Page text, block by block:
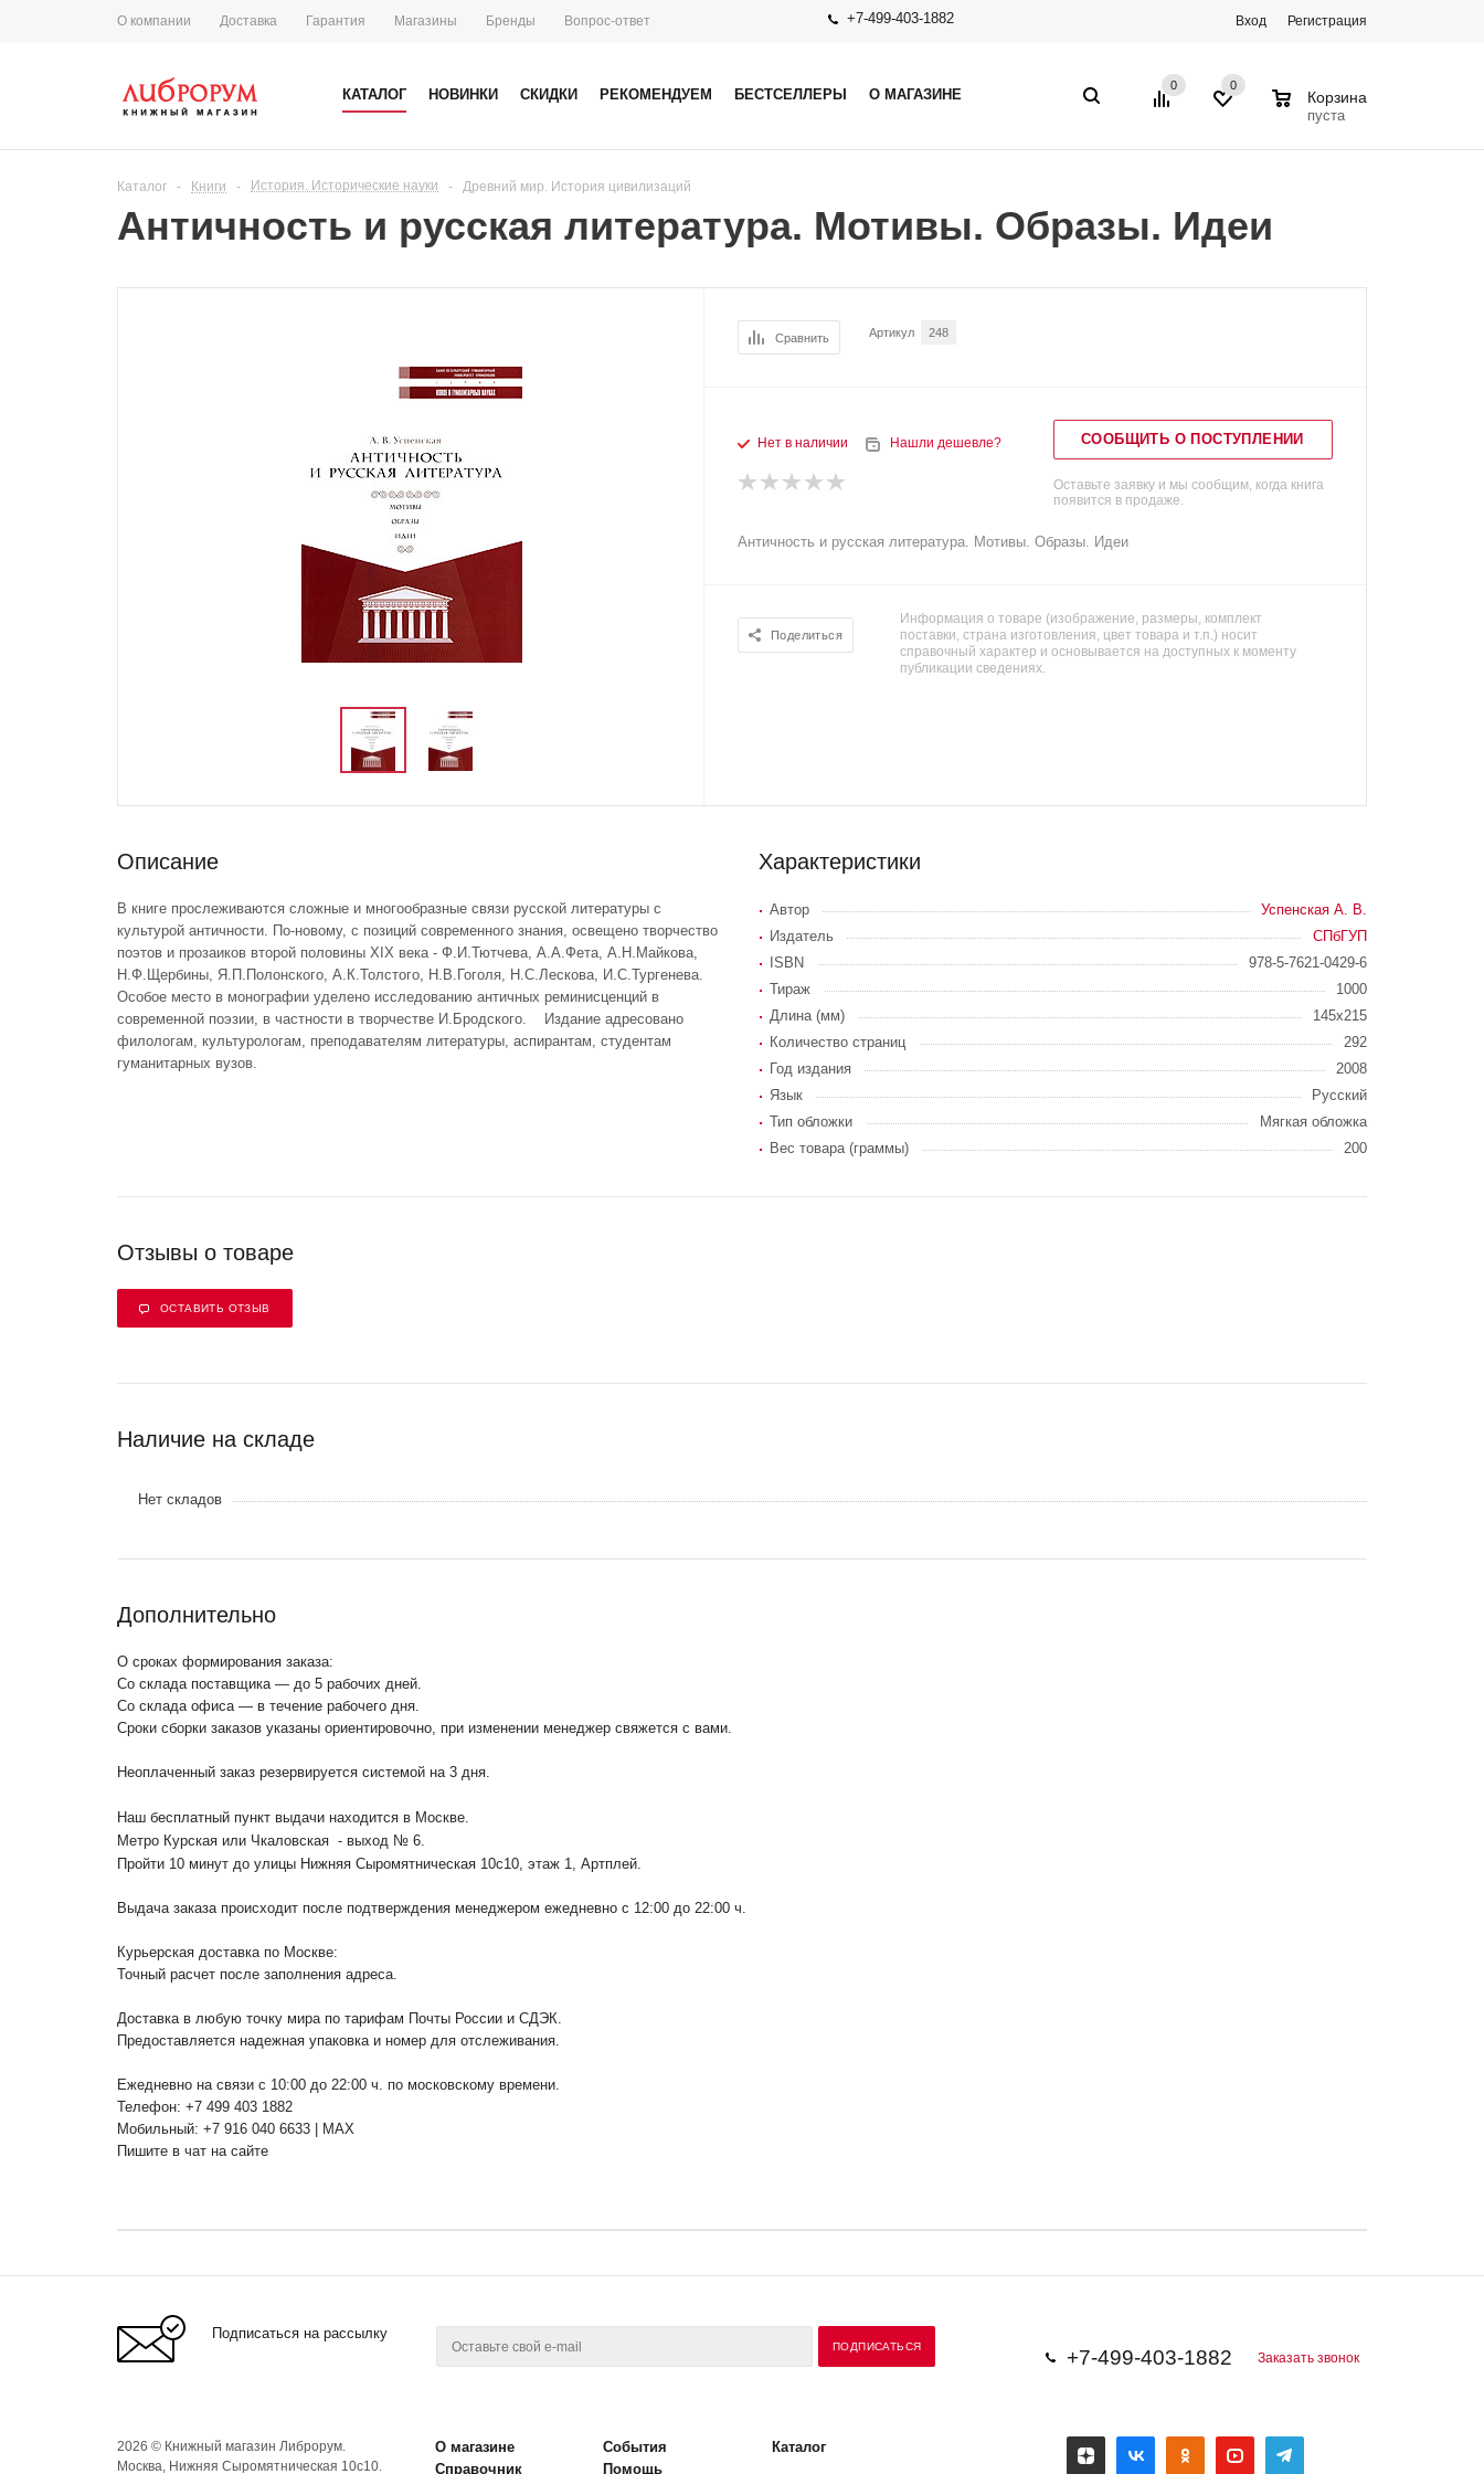
О компании Доставка Гарантия Магазины Бренды Вопрос-ответ +7-499-403-1882 Вход Регистрация
КАТАЛОГ НОВИНКИ СКИДКИ РЕКОМЕНДУЕМ БЕСТСЕЛЛЕРЫ О МАГАЗИНЕ
0 0
Корзина
пуста
Каталог - Книги - История. Исторические науки - Древний мир. История цивилизаций
Античность и русская литература. Мотивы. Образы. Идеи
Сравнить Артикул 248
Нет в наличии Нашли дешевле? СООБЩИТЬ О ПОСТУПЛЕНИИ
Оставьте заявку и мы сообщим, когда книга
появится в продаже.
Античность и русская литература. Мотивы. Образы. Идеи
Поделиться
Информация о товаре (изображение, размеры, комплект
поставки, страна изготовления, цвет товара и т.п.) носит
справочный характер и основывается на доступных к моменту
публикации сведениях.
Описание
В книге прослеживаются сложные и многообразные связи русской литературы с
культурой античности. По-новому, с позиций современного знания, освещено творчество
поэтов и прозаиков второй половины XIX века - Ф.И.Тютчева, А.А.Фета, А.Н.Майкова,
Н.Ф.Щербины, Я.П.Полонского, А.К.Толстого, Н.В.Гоголя, Н.С.Лескова, И.С.Тургенева.
Особое место в монографии уделено исследованию античных реминисценций в
современной поэзии, в частности в творчестве И.Бродского. Издание адресовано
филологам, культурологам, преподавателям литературы, аспирантам, студентам
гуманитарных вузов.
Характеристики
Автор
Успенская А. В.
Издатель
СПбГУП
ISBN
978-5-7621-0429-6
Тираж
1000
Длина (мм)
145x215
Количество страниц
292
Год издания
2008
Язык
Русский
Тип обложки
Мягкая обложка
Вес товара (граммы)
200
Отзывы о товаре
ОСТАВИТЬ ОТЗЫВ
Наличие на складе
Нет складов
Дополнительно
О сроках формирования заказа:
Со склада поставщика — до 5 рабочих дней.
Со склада офиса — в течение рабочего дня.
Сроки сборки заказов указаны ориентировочно, при изменении менеджер свяжется с вами.
Неоплаченный заказ резервируется системой на 3 дня.
Наш бесплатный пункт выдачи находится в Москве.
Метро Курская или Чкаловская - выход № 6.
Пройти 10 минут до улицы Нижняя Сыромятническая 10с10 , этаж 1, Артплей.
Выдача заказа происходит после подтверждения менеджером ежедневно с 12:00 до 22:00 ч.
Курьерская доставка по Москве:
Точный расчет после заполнения адреса.
Доставка в любую точку мира по тарифам Почты России и СДЭК.
Предоставляется надежная упаковка и номер для отслеживания.
Ежедневно на связи с 10:00 до 22:00 ч. по московскому времени.
Телефон: +7 499 403 1882
Мобильный: +7 916 040 6633 | MAX
Пишите в чат на сайте
Подписаться на рассылку
+7-499-403-1882 Заказать звонок
2026 © Книжный магазин Либрорум.
Москва, Нижняя Сыромятническая 10с10.
О магазине События
Каталог
Справочник
Помощь